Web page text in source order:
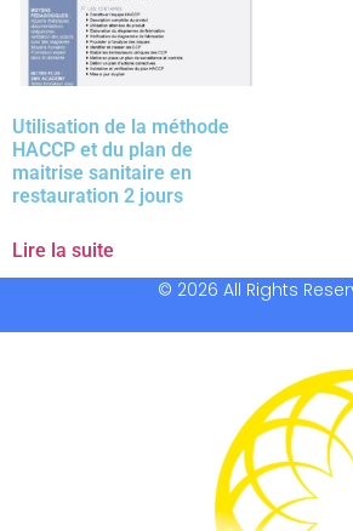
Utilisation de la méthode
HACCP et du plan de
maitrise sanitaire en
restauration 2 jours
Lire la suite
© 2026 All Rights